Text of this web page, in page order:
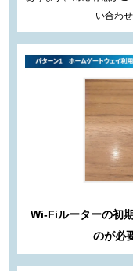
い合わ
Wi-Fiルーターの初
のが必